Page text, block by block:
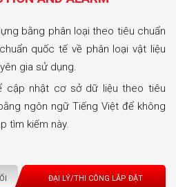
bằng phân loại theo tiêu chuẩn
quốc tế về phân loại vật liệu
gia sử dụng.
cập nhật cơ sở dữ liệu theo tiêu
ngôn ngữ Tiếng Việt để không
tìm kiếm này.
ĐẠI LÝ/THI CÔNG LẮP ĐẶT